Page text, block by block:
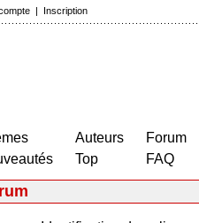
| Inscription
Auteurs
Top
Forum
FAQ